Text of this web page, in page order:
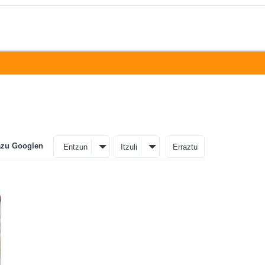
Googlen Entzun Itzuli Erraztu